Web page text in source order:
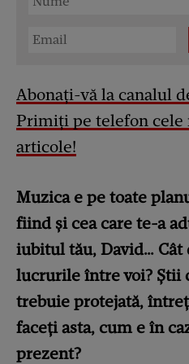
Abonați-vă la canalul
Primiți pe telefon
articole!
Muzica e pe toate
fiind și cea care te-a
iubitul tău, David… Cât
lucrurile între voi? Știi
trebuie protejată,
faceți asta, cum e în
prezent?